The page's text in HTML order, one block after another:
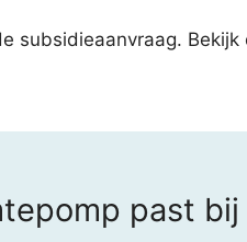
subsidieaanvraag. Bekijk
past